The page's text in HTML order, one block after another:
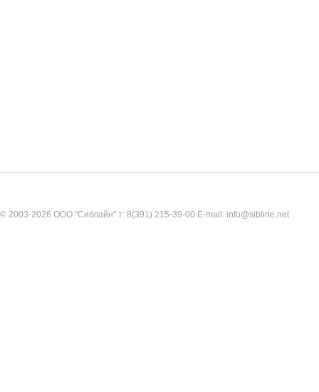
© 2003-2026 ООО "Сиблайн" т: 8(391) 215-39-00 E-mail: info@sibline.net